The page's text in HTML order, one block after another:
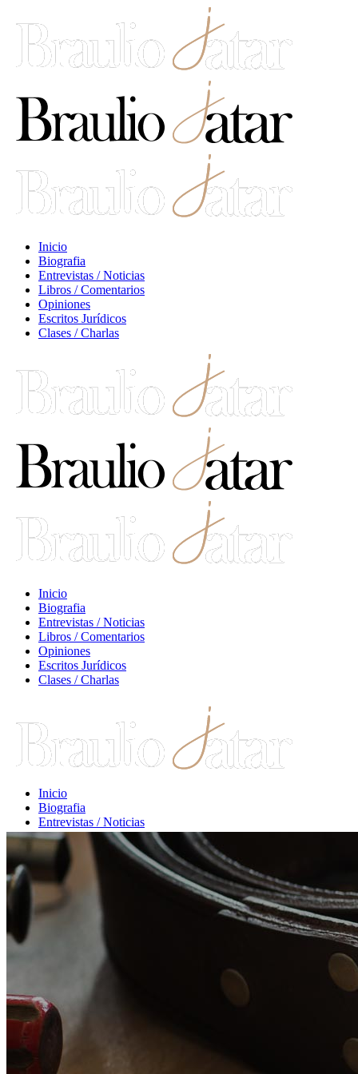
Inicio
Biografia
Entrevistas / Noticias
Libros / Comentarios
Opiniones
Escritos Jurídicos
Clases / Charlas
Inicio
Biografia
Entrevistas / Noticias
Libros / Comentarios
Opiniones
Escritos Jurídicos
Clases / Charlas
Inicio
Biografia
Entrevistas / Noticias
Libros / Comentarios
Opiniones
Escritos Jurídicos
Clases / Charlas